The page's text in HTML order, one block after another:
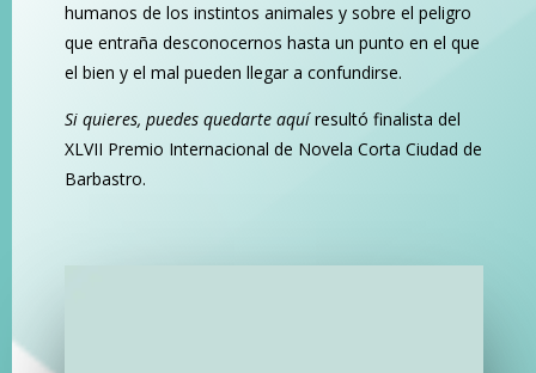
humanos de los instintos animales y sobre el peligro
que entraña desconocernos hasta un punto en el que
el bien y el mal pueden llegar a confundirse.
Si quieres, puedes quedarte aquíresultó finalista del
XLVII Premio Internacional de Novela Corta Ciudad de
Barbastro.